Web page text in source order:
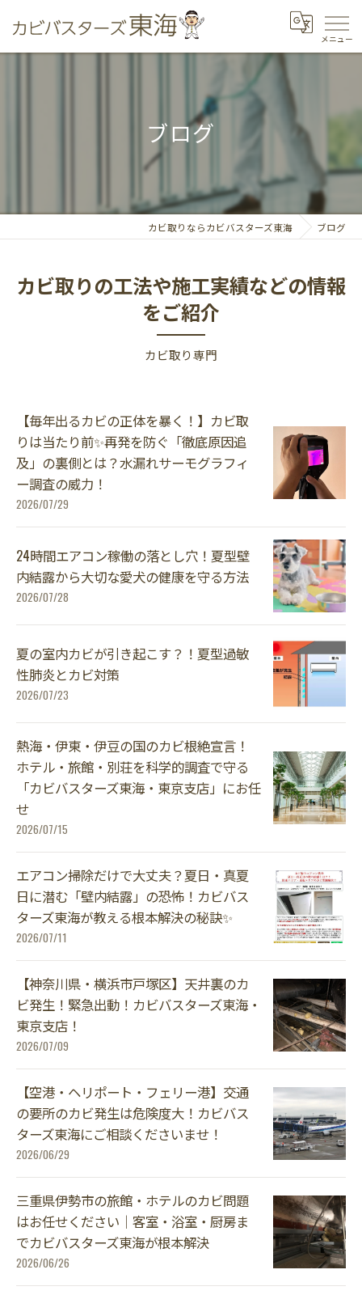
ブログ
カビ取りならカビバスターズ東海 ブログ
カビ取りの工法や施工実績などの情報
をご紹介
カビ取り専門
【毎年出るカビの正体を暴く！】カビ取
りは当たり前✨再発を防ぐ「徹底原因追
及」の裏側とは？水漏れサーモグラフィ
ー調査の威力！
2026/07/29
24時間エアコン稼働の落とし穴！夏型壁
内結露から大切な愛犬の健康を守る方法
2026/07/28
夏の室内カビが引き起こす？！夏型過敏
性肺炎とカビ対策
2026/07/23
熱海・伊東・伊豆の国のカビ根絶宣言！
ホテル・旅館・別荘を科学的調査で守る
「カビバスターズ東海・東京支店」にお任
せ
2026/07/15
エアコン掃除だけで大丈夫？夏日・真夏
日に潜む「壁内結露」の恐怖！カビバス
ターズ東海が教える根本解決の秘訣✨
2026/07/11
【神奈川県・横浜市戸塚区】天井裏のカ
ビ発生！緊急出動！カビバスターズ東海・
東京支店！
2026/07/09
【空港・ヘリポート・フェリー港】交通
の要所のカビ発生は危険度大！カビバス
ターズ東海にご相談くださいませ！
2026/06/29
三重県伊勢市の旅館・ホテルのカビ問題
はお任せください｜客室・浴室・厨房ま
でカビバスターズ東海が根本解決
2026/06/26